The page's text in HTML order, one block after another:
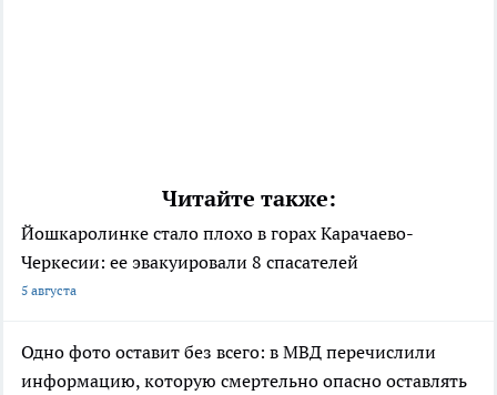
Читайте также:
Йошкаролинке стало плохо в горах Карачаево-
Черкесии: ее эвакуировали 8 спасателей
5 августа
Одно фото оставит без всего: в МВД перечислили
информацию, которую смертельно опасно оставлять